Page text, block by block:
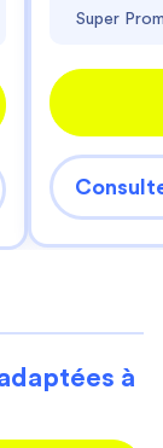
Super
à